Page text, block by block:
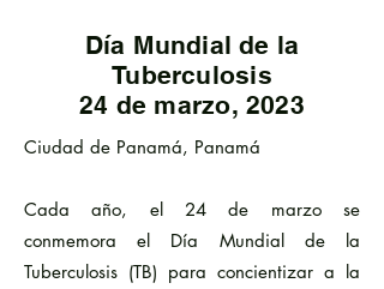
Día Mundial de la
Tuberculosis
24 de marzo, 2023
Ciudad de Panamá, Panamá
Cada año, el 24 de marzo se
conmemora el Día Mundial de la
Tuberculosis (TB) para concientizar a la